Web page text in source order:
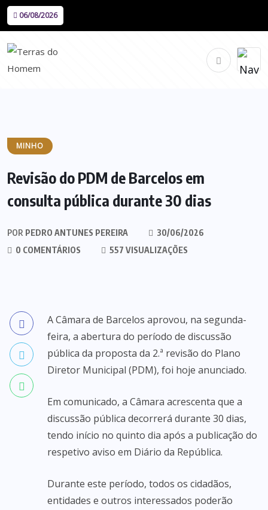
06/08/2026
MINHO
Revisão do PDM de Barcelos em
consulta pública durante 30 dias
POR PEDRO ANTUNES PEREIRA
30/06/2026
0 COMENTÁRIOS
557 VISUALIZAÇÕES
A Câmara de Barcelos aprovou, na segunda-
feira, a abertura do período de discussão
pública da proposta da 2.ª revisão do Plano
Diretor Municipal (PDM), foi hoje anunciado.
Em comunicado, a Câmara acrescenta que a
discussão pública decorrerá durante 30 dias,
tendo início no quinto dia após a publicação do
respetivo aviso em Diário da República.
Durante este período, todos os cidadãos,
entidades e outros interessados poderão